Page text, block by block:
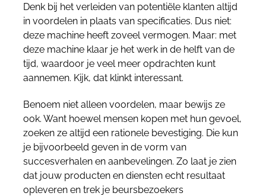
Denk bij het verleiden van potentiële klanten altijd
in voordelen in plaats van specificaties. Dus niet:
deze machine heeft zoveel vermogen. Maar: met
deze machine klaar je het werk in de helft van de
tijd, waardoor je veel meer opdrachten kunt
aannemen. Kijk, dat klinkt interessant.
Benoem niet alleen voordelen, maar bewijs ze
ook. Want hoewel mensen kopen met hun gevoel,
zoeken ze altijd een rationele bevestiging. Die kun
je bijvoorbeeld geven in de vorm van
succesverhalen en aanbevelingen. Zo laat je zien
dat jouw producten en diensten echt resultaat
opleveren en trek je beursbezoekers